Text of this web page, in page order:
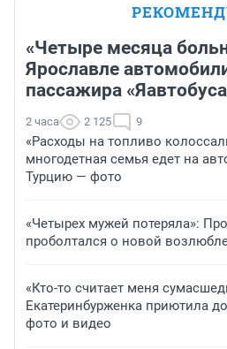
«Четыре месяца
Ярославле
пассажира
2 часа 2 125 9
«Расходы на топливо
многодетная семья едет на
Турцию — фото
«Четырех мужей потеряла»:
проболтался о новой
«Кто-то считает меня
Екатеринбурженка приютила
фото и видео